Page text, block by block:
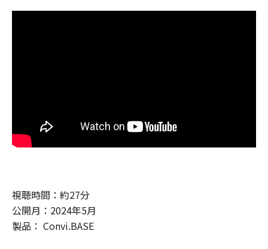
視聴時間：約27分
公開月：2024年5月
製品： Convi.BASE